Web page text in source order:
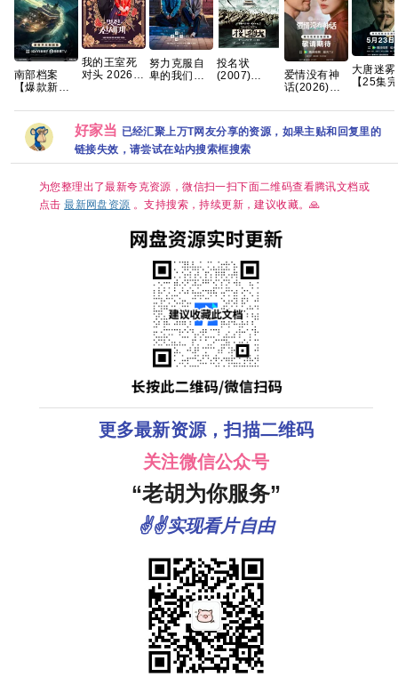
南部档案
【爆款新剧
【共33集/4K
超清臻彩 DV
HDR】 【张
新成、丁禹
兮｜奇幻/冒
我的王室死
对头 2026
情】 【林智
妍 / 许南
俊】【韩剧
中字】
努力克服自
卑的我们
中字][1.5GB
集]
投名状
(2007)
[3.5G]
爱情没有神
话(2026)更
4k+1080P国
语中字网盘
资源[0.9GB
大唐迷雾
【25集完
好家当 已经汇聚上万T网友分享的资源，如果主贴和回复里的
链接失效，请尝试在站内搜索框搜索
为您整理出了最新夸克资源，微信扫一扫下面二维码查看腾讯文档或
点击最新网盘资源 。支持搜索，持续更新，建议收藏。🙏
更多最新资源，扫描二维码
关注微信公众号
“老胡为你服务”
✌✌实现看片自由